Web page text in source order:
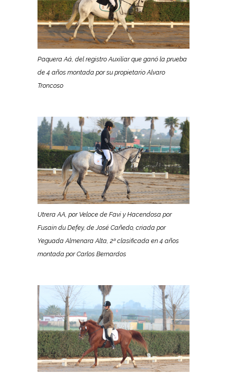
Paquera Aá, del registro Auxiliar que ganó la prueba
de 4 años montada por su propietario Alvaro
Troncoso
Utrera AA, por Veloce de Favi y Hacendosa por
Fusain du Defey, de José Cañedo, criada por
Yeguada Almenara Alta, 2ª clasificada en 4 años
montada por Carlos Bernardos